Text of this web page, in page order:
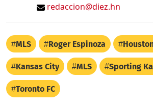
redaccion@diez.hn
MLS Roger Espinoza
Kansas City MLS Sporting
Toronto FC